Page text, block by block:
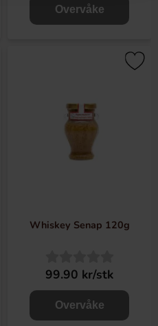
Overvåke
Whiskey Senap 120g
99.90 kr/stk
Overvåke